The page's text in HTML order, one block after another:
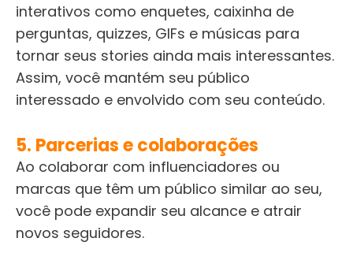
interativos como enquetes, caixinha de
perguntas, quizzes, GIFs e músicas para
tornar seus stories ainda mais interessantes.
Assim, você mantém seu público
interessado e envolvido com seu conteúdo.
5. Parcerias e colaborações
Ao colaborar com influenciadores ou
marcas que têm um público similar ao seu,
você pode expandir seu alcance e atrair
novos seguidores.